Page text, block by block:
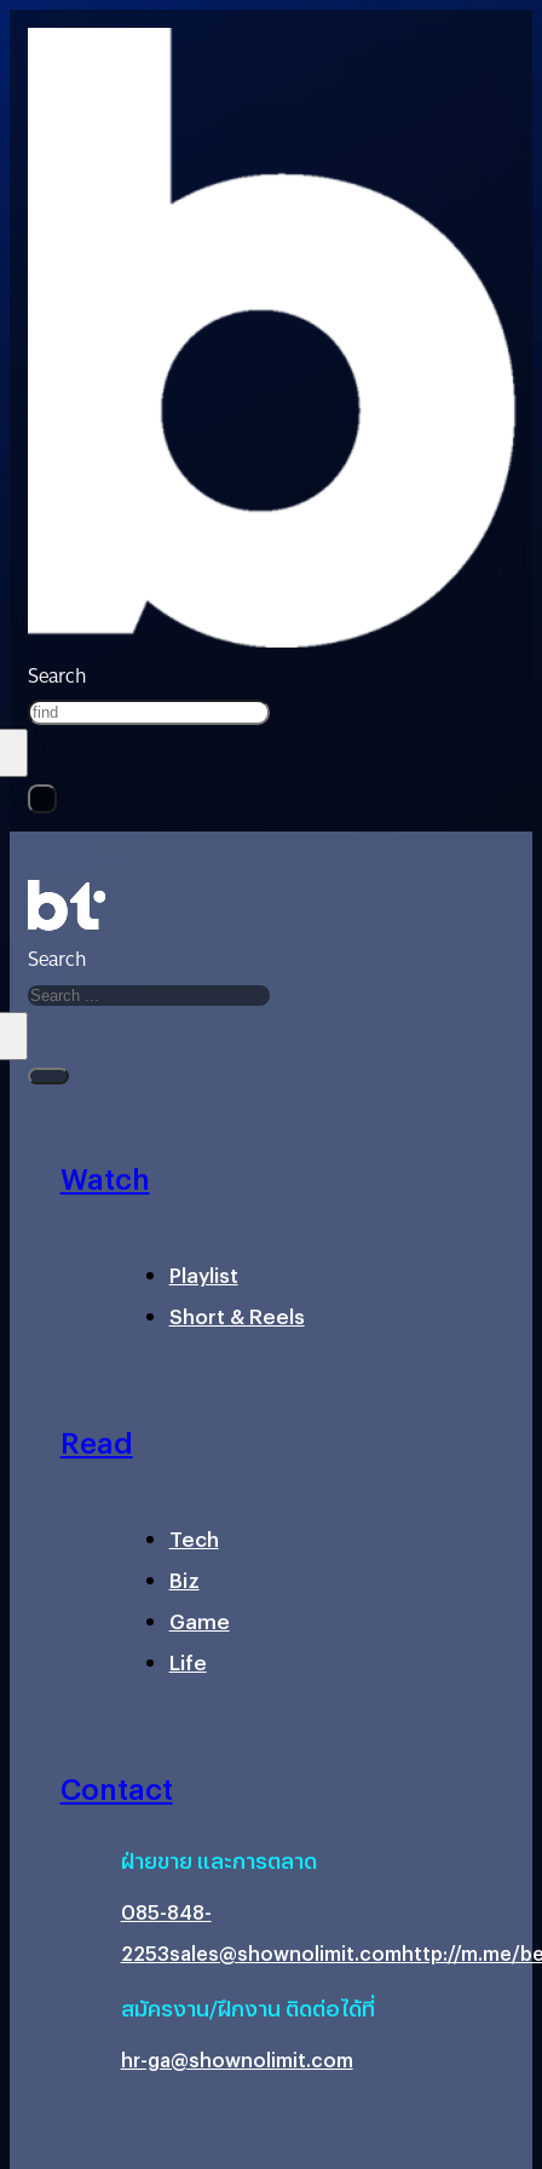
Search
Search
Watch
Playlist
Short & Reels
Read
Tech
Biz
Game
Life
Contact
ฝ่ายขาย และการตลาด
085-848-
2253sales@shownolimit.comhttp://m.me/
สมัครงาน/ฝึกงาน ติดต่อได้ที่
hr-ga@shownolimit.com